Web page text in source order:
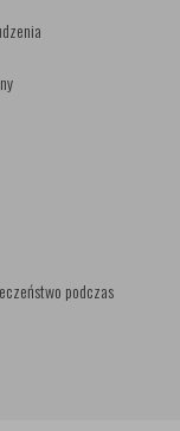
podczas